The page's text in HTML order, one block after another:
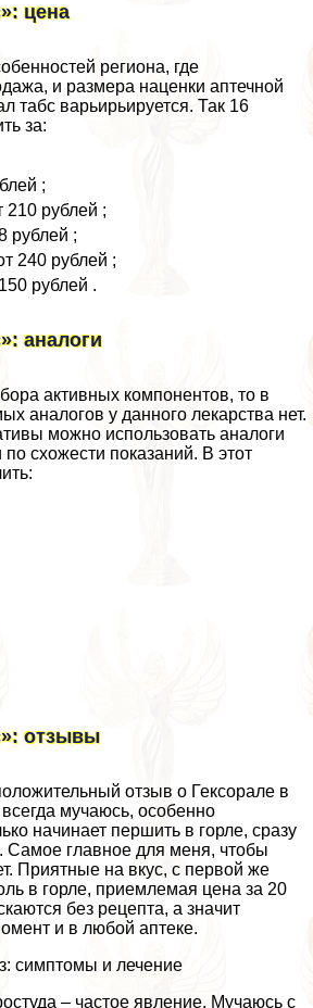
цена
региона, где
и размера наценки аптечной
табс варьирьируется. Так 16
за:
;
рублей ;
рублей ;
240 рублей ;
рублей .
аналоги
активных компонентов, то в
аналогов у данного лекарства нет.
можно использовать аналоги
схожести показаний. В этот
отзывы
отзыв о Гексорале в
мучаюсь, особенно
начинает першить в горле, сразу
Самое главное для меня, чтобы
Приятные на вкус, с первой же
в горле, приемлемая цена за 20
без рецепта, а значит
и в любой аптеке.
симптомы и лечение
– частое явление. Мучаюсь с